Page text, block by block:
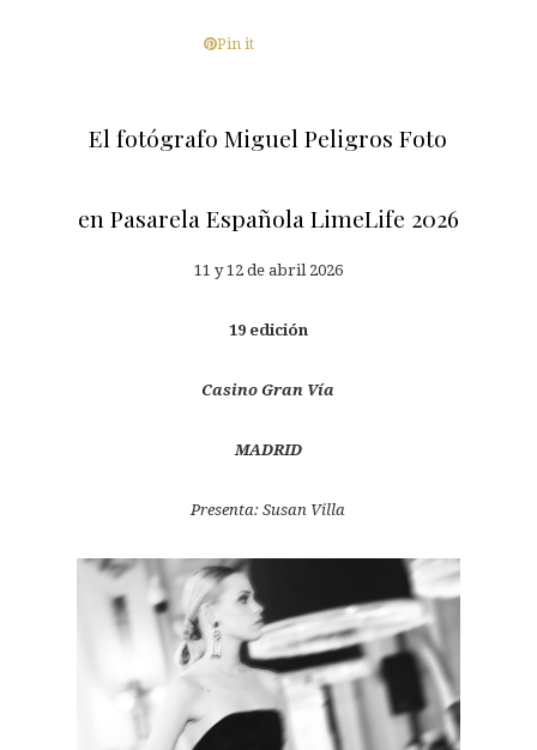
Pin it
El fotógrafo Miguel Peligros Foto
en Pasarela Española LimeLife 2026
11 y 12 de abril 2026
19 edición
Casino Gran Vía
MADRID
Presenta: Susan Villa